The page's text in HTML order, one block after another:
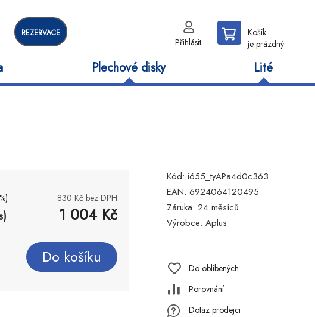
REZERVACE
Přihlásit
Košík
je prázdný
Plechové disky Lité
%) 830 Kč bez DPH
1 004 Kč
Do košíku
Kód: i655_tyAPa4d0c363
EAN: 6924064120495
Záruka: 24 měsíců
Výrobce: Aplus
Do oblíbených
Porovnání
Dotaz prodejci